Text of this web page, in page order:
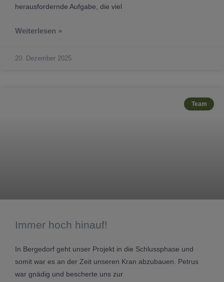
herausfordernde Aufgabe, die viel
Weiterlesen »
20. Dezember 2025
Team
Immer hoch hinauf!
In Bergedorf geht unser Projekt in die Schlussphase und
somit war es an der Zeit unseren Kran abzubauen. Petrus
war gnädig und bescherte uns zur